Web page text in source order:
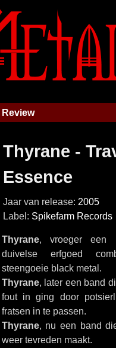
Review
Thyrane -
Essence
Jaar van release: 2005
Label: Spikefarm Records
Thyrane, vroeger een
duivelse erfgoed
steengoeie black metal.
Thyrane, later een band
fout in ging door
fratsen in te passen.
Thyrane, nu een band
weer tevreden maakt.